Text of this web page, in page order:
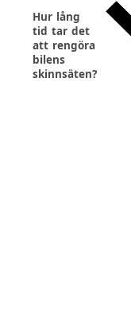
Hur lång
tid tar det
att rengöra
bilens
skinnsäten?